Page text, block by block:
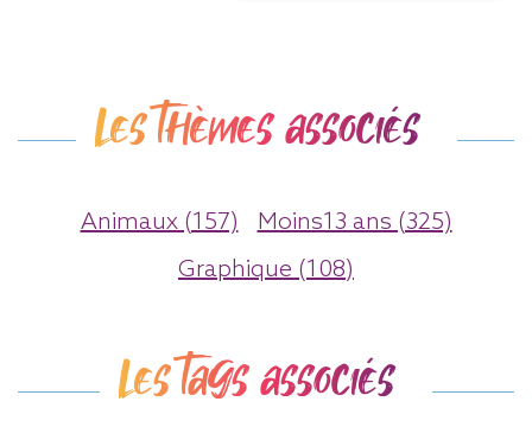
Les thèmes associés
Animaux (157)
Moins13 ans (325)
Graphique (108)
Les tags associés